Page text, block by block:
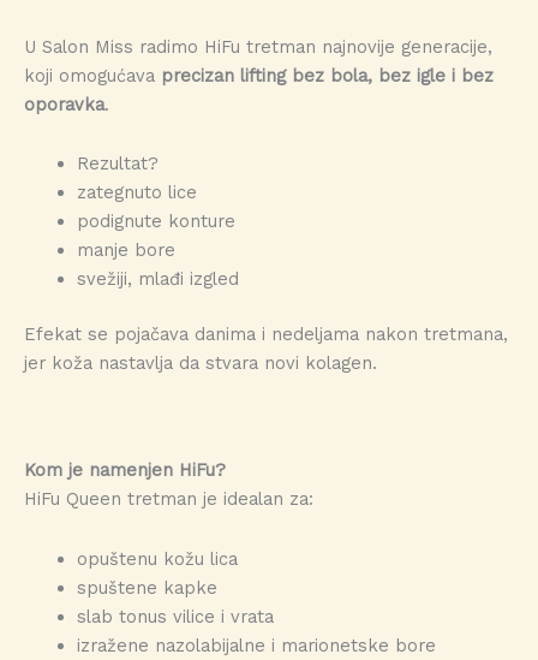
U Salon Miss radimo HiFu tretman najnovije generacije,
koji omogućava precizan lifting bez bola, bez igle i bez
oporavka.
Rezultat?
zategnuto lice
podignute konture
manje bore
svežiji, mlađi izgled
Efekat se pojačava danima i nedeljama nakon tretmana,
jer koža nastavlja da stvara novi kolagen.
Kom je namenjen HiFu?
HiFu Queen tretman je idealan za:
opuštenu kožu lica
spuštene kapke
slab tonus vilice i vrata
izražene nazolabijalne i marionetske bore